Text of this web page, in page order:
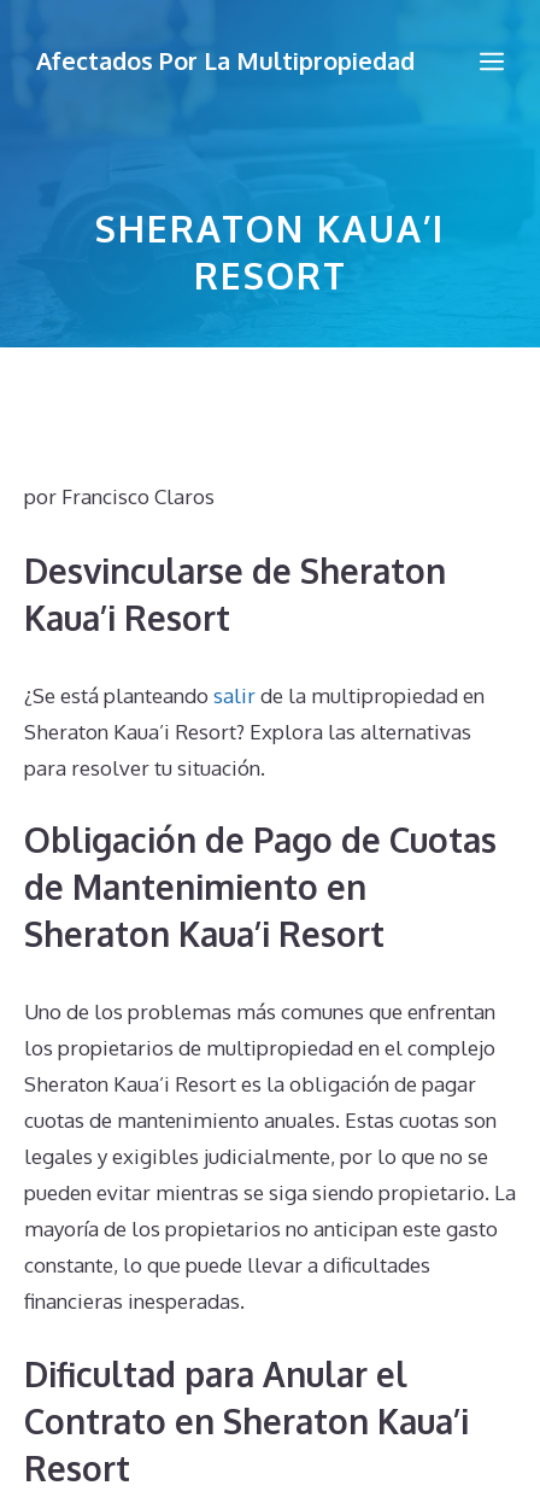
Afectados Por La Multipropiedad
SHERATON KAUA’I
RESORT
por Francisco Claros
Desvincularse de Sheraton
Kaua’i Resort
¿Se está planteando salirde la multipropiedad en
Sheraton Kaua’i Resort? Explora las alternativas
para resolver tu situación.
Obligación de Pago de Cuotas
de Mantenimiento en
Sheraton Kaua’i Resort
Uno de los problemas más comunes que enfrentan
los propietarios de multipropiedad en el complejo
Sheraton Kaua’i Resort es la obligación de pagar
cuotas de mantenimiento anuales. Estas cuotas son
legales y exigibles judicialmente, por lo que no se
pueden evitar mientras se siga siendo propietario. La
mayoría de los propietarios no anticipan este gasto
constante, lo que puede llevar a dificultades
financieras inesperadas.
Dificultad para Anular el
Contrato en Sheraton Kaua’i
Resort